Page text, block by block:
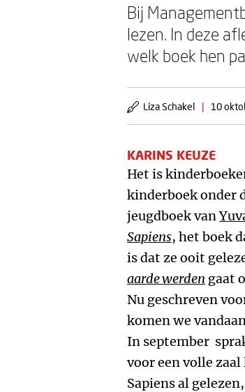
Bij
lezen. In deze
welk boek hen
Liza Schakel | 10
KARINS KEUZE
Het is
kinderboek onder
jeugdboek van
Sapiens, het boek
is dat ze ooit
aarde werden gaat
Nu geschreven
komen we
In september
voor een volle
Sapiens al